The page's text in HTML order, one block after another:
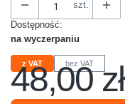
szt.
Dostępność:
na wyczerpaniu
z VAT bez VAT
Cena
48,00 zł